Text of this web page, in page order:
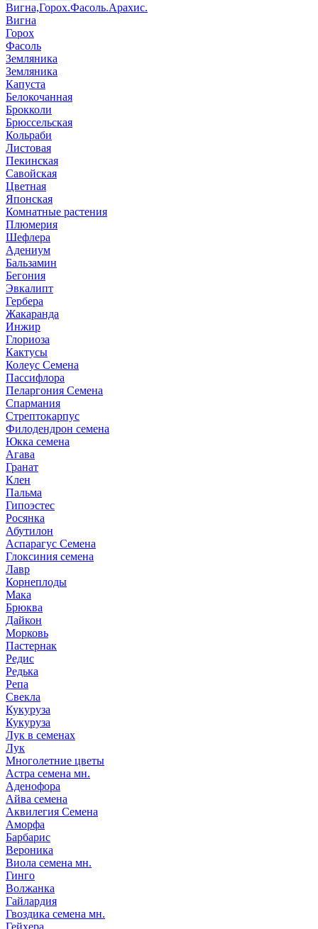
Вигна,Горох.Фасоль.Арахис.
Вигна
Горох
Фасоль
Земляника
Земляника
Капуста
Белокочанная
Брокколи
Брюссельская
Кольраби
Листовая
Пекинская
Савойская
Цветная
Японская
Комнатные растения
Плюмерия
Шефлера
Адениум
Бальзамин
Бегония
Эвкалипт
Гербера
Жакаранда
Инжир
Глориоза
Кактусы
Колеус Семена
Пассифлора
Пеларгония Семена
Спармания
Стрептокарпус
Филодендрон семена
Юкка семена
Агава
Гранат
Клен
Пальма
Гипоэстес
Росянка
Абутилон
Аспарагус Семена
Глоксиния семена
Лавр
Корнеплоды
Мака
Брюква
Дайкон
Морковь
Пастернак
Редис
Редька
Репа
Свекла
Кукуруза
Кукуруза
Лук в семенах
Лук
Многолетние цветы
Астра семена мн.
Аденофора
Айва семена
Аквилегия Семена
Аморфа
Барбарис
Вероника
Виола семена мн.
Гинго
Волжанка
Гайлардия
Гвоздика семена мн.
Гейхера